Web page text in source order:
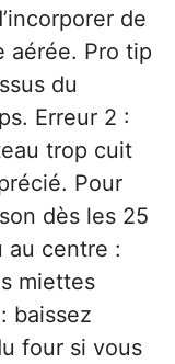
de
aérée. Pro tip
du
Erreur 2 :
trop cuit
Pour
dès les 25
au centre :
miettes
baissez
four si vous